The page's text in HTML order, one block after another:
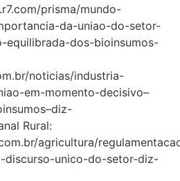
prisma/mundo-
da-uniao-do-setor-
equilibrada-dos-bioinsumos-
noticias/industria-
em-momento-decisivo–
Rural:
agricultura/
discurso-unico-do-setor-diz-